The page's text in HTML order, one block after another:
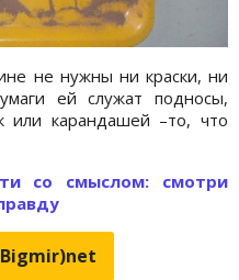
не нужны ни краски, ни
ей служат подносы,
или карандашей –то, что
со смыслом: смотри